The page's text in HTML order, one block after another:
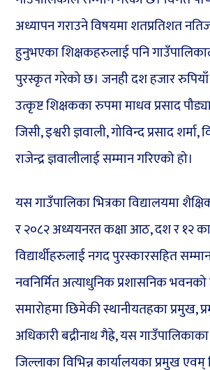
अध्यापन गराउने विषयमा शतप्रतिशत
हुनुभएका शिक्षकहरुलाई पनि
पुरस्कृत गरेको छ। जनही दश हजार
उत्कृष्ट शिक्षकका रुपमा माधव प्रसाद
जिसी, इश्वरी ज्ञवाली, गोविन्द प्रसाद शर्मा,
राजेन्द्र ज्ञवालीलाई सम्मान गरिएको हो।
यस गाउँपालिका भित्रका विद्यालयमा
र २०८२ अध्ययनरत कक्षा आठ, दश र १२
विद्यार्थीहरुलाई नगद पुरस्कारसहित
नवनिर्मित अत्याधुनिक प्रशासनिक
समारोहमा छिमेकी स्थानीयतहका प्रमुख,
अधिकारी बद्रीनाथ गैह्रे, यस गाउँपालिकाका
जिल्लाका विभिन्न कार्यालयका प्रमुख एवम्